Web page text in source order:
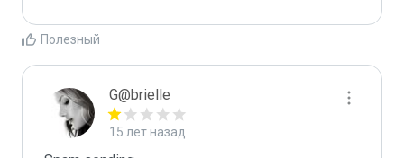
Полезный
G@brielle
15 лет назад